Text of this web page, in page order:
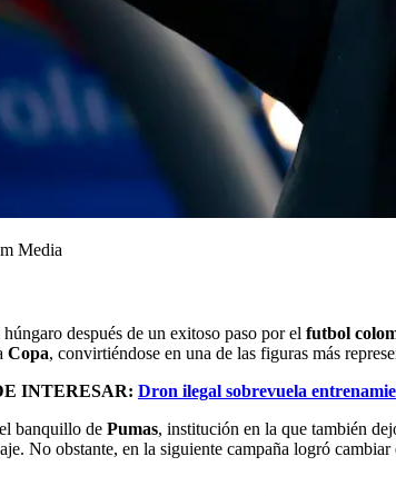
Media
después de un exitoso paso por el futbol
Copa, convirtiéndose en una de las figuras más
INTERESAR: Dron ilegal sobrevuela
banquillo de Pumas, institución en la que también
No obstante, en la siguiente campaña logró